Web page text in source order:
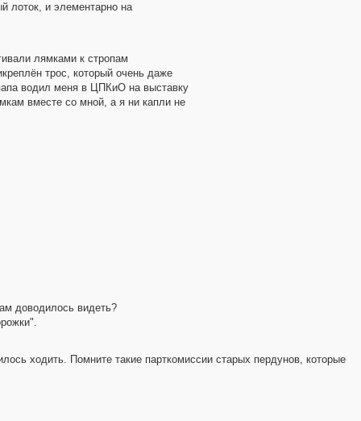
лоток, и элементарно на
лямками к стропам
трос, который очень даже
водил меня в ЦПКиО на выставку
вместе со мной, а я ни капли не
доводилось видеть?
ходить. Помните такие парткомиссии старых пердунов, которые